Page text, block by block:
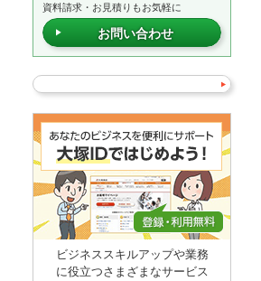
資料請求・お見積りもお気軽に
お問い合わせ
ビジネススキルアップや業務
に役立つさまざまなサービス